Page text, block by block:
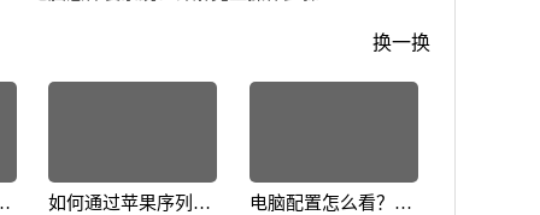
换一换
如何通过苹果序列号 电脑配置怎么看？教